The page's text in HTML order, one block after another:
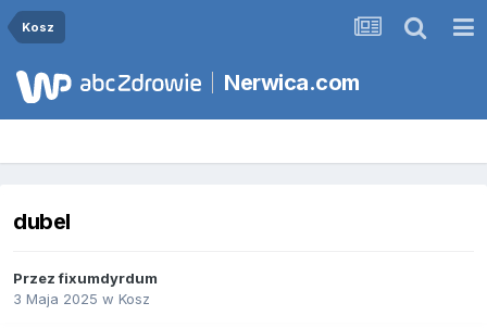
Kosz
Nerwica.com
dubel
Przezfixumdyrdum
3 Maja 2025 w Kosz